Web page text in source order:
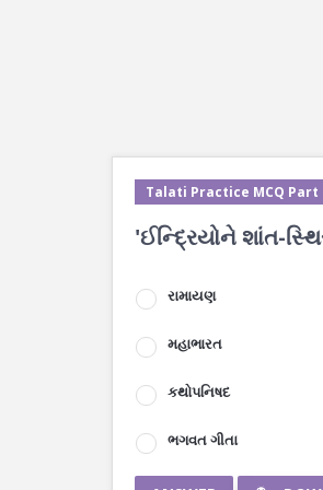
Talati Practice MCQ Part
'ઈન્દ્રિયોને શાંત-
રામાયણ
મહાભારત
કથોપનિષદ
ભગવત ગીતા